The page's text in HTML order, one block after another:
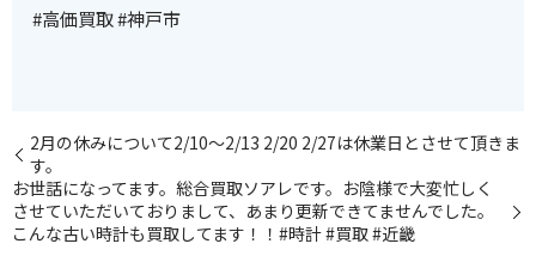
#高価買取 #神戸市
2月の休みについて2/10〜2/13 2/20 2/27は休業日とさせて頂きま
す。
お世話になってます。総合買取ソアレです。お陰様で大変忙しく
させていただいておりまして、あまり更新できてませんでした。
こんな古い時計も買取してます！！#時計 #買取 #近畿